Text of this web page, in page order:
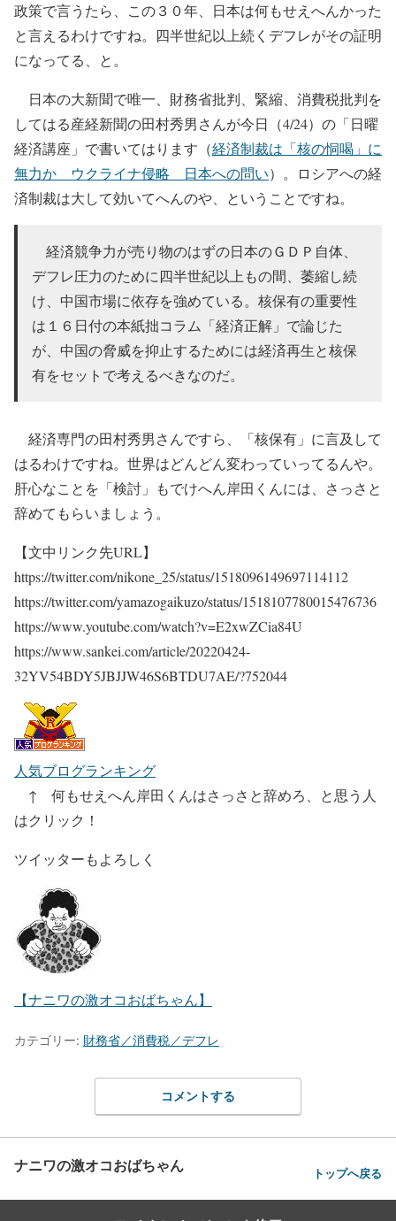
政策で言うたら、この３０年、日本は何もせえへんかった
と言えるわけですね。四半世紀以上続くデフレがその証明
になってる、と。
日本の大新聞で唯一、財務省批判、緊縮、消費税批判を
してはる産経新聞の田村秀男さんが今日（4/24）の「日曜
経済講座」で書いてはります（経済制裁は「核の恫喝」に
無力か ウクライナ侵略 日本への問い）。ロシアへの経
済制裁は大して効いてへんのや、ということですね。
経済競争力が売り物のはずの日本のＧＤＰ自体、
デフレ圧力のために四半世紀以上もの間、萎縮し続
け、中国市場に依存を強めている。核保有の重要性
は１６日付の本紙拙コラム「経済正解」で論じた
が、中国の脅威を抑止するためには経済再生と核保
有をセットで考えるべきなのだ。
経済専門の田村秀男さんですら、「核保有」に言及して
はるわけですね。世界はどんどん変わっていってるんや。
肝心なことを「検討」もでけへん岸田くんには、さっさと
辞めてもらいましょう。
【文中リンク先URL】
https://twitter.com/nikone_25/status/1518096149697114112
https://twitter.com/yamazogaikuzo/status/1518107780015476736
https://www.youtube.com/watch?v=E2xwZCia84U
https://www.sankei.com/article/20220424-
32YV54BDY5JBJJW46S6BTDU7AE/?752044
人気ブログランキング
↑ 何もせえへん岸田くんはさっさと辞めろ、と思う人
はクリック！
ツイッターもよろしく
【ナニワの激オコおばちゃん】
カテゴリー: 財務省／消費税／デフレ
コメントする
ナニワの激オコおばちゃん トップへ戻る